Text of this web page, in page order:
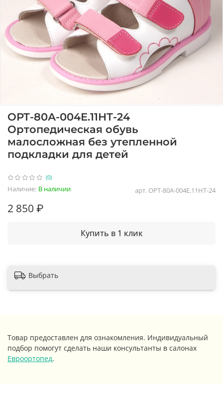
(0)
арт. ОРТ-80А-004Е.11НТ-24
Наличие: В наличии
ОРТ-80А-004Е.11НТ-24
Ортопедическая обувь
малосложная без утепленной
подкладки для детей
2 850 ₽
Купить в 1 клик
Выбрать
Товар предоставлен для ознакомления. Индивидуальный
подбор помогут сделать наши консультанты в салонах
Евроортопед.